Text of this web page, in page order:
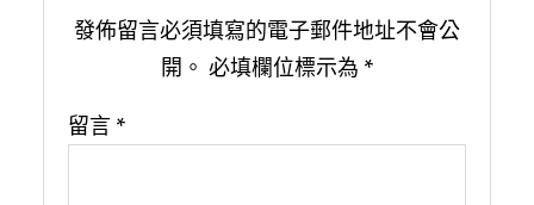
發佈留言必須填寫的電子郵件地址不會公
開。 必填欄位標示為 *
留言 *